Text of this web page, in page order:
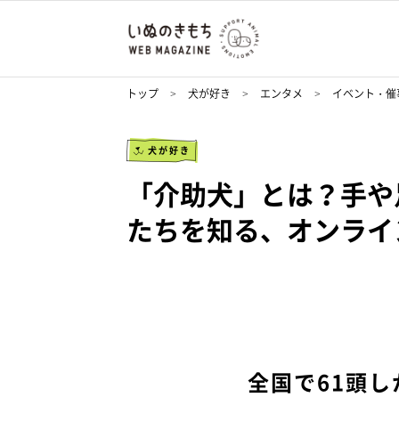
トップ 犬が好き エンタメ イベント・
犬が好き
「介助犬」とは？手
たちを知る、オンラ
全国で61頭